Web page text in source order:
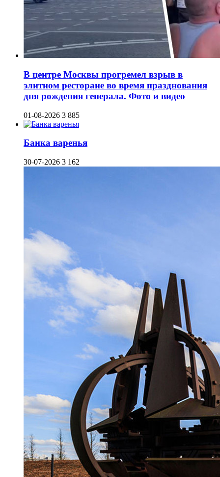
В центре Москвы прогремел взрыв в
элитном ресторане во время празднования
дня рождения генерала. Фото и видео
01-08-2026 3 885
Банка варенья
30-07-2026 3 162